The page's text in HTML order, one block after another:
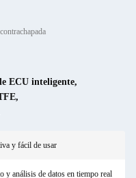
ECU inteligente,
,
y fácil de usar
y análisis de datos en tiempo real